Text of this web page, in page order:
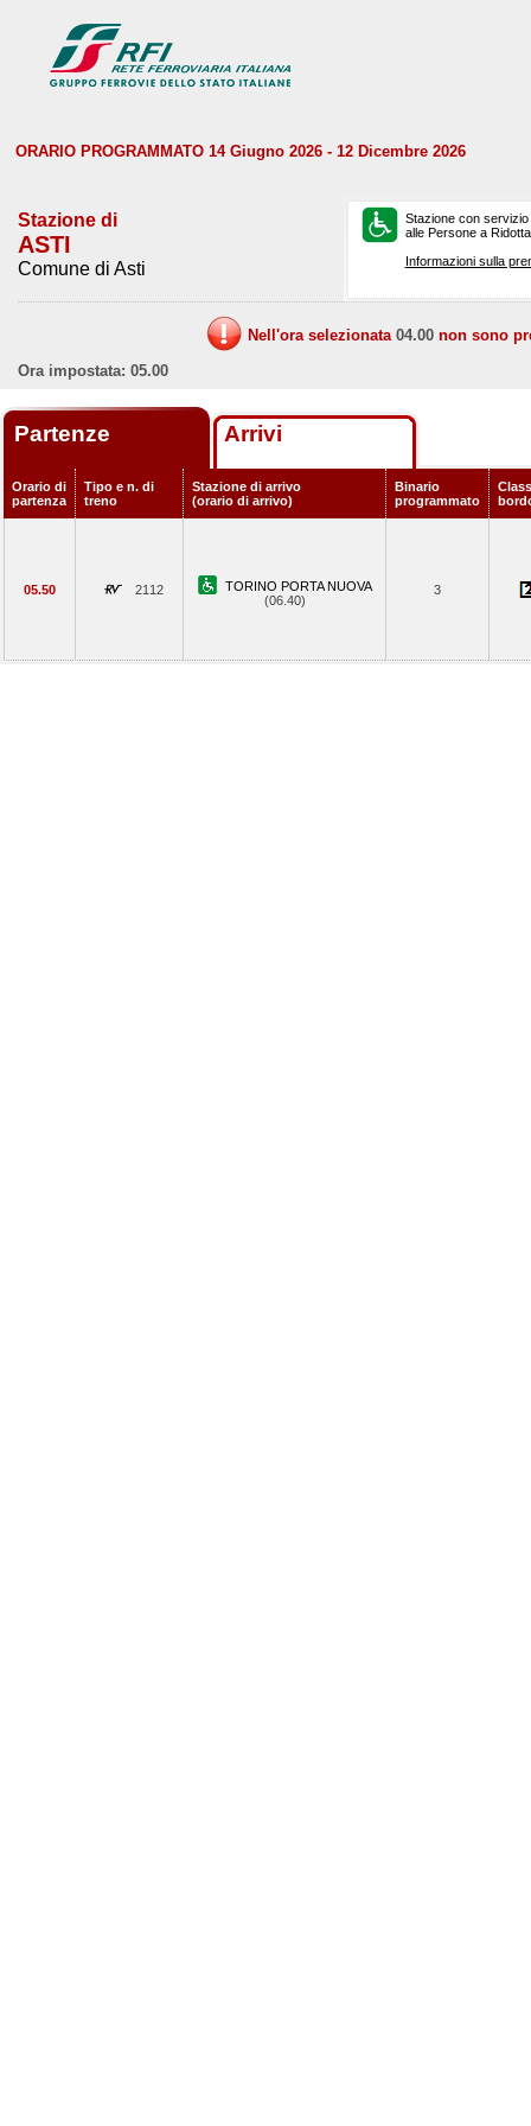
ORARIO PROGRAMMATO 14 Giugno 2026 - 12 Dicembre 2026
Stazione di
ASTI
Comune di Asti
Stazione con
alle Persone a
Informazioni sulla
Nell'ora selezionata 04.00 non sono
Ora impostata: 05.00
Partenze Arrivi
Orario di
partenza
Tipo e n. di
treno
Stazione di arrivo
(orario di arrivo)
Binario
programmato
05.50 2112
TORINO PORTA NUOVA
(06.40)
3